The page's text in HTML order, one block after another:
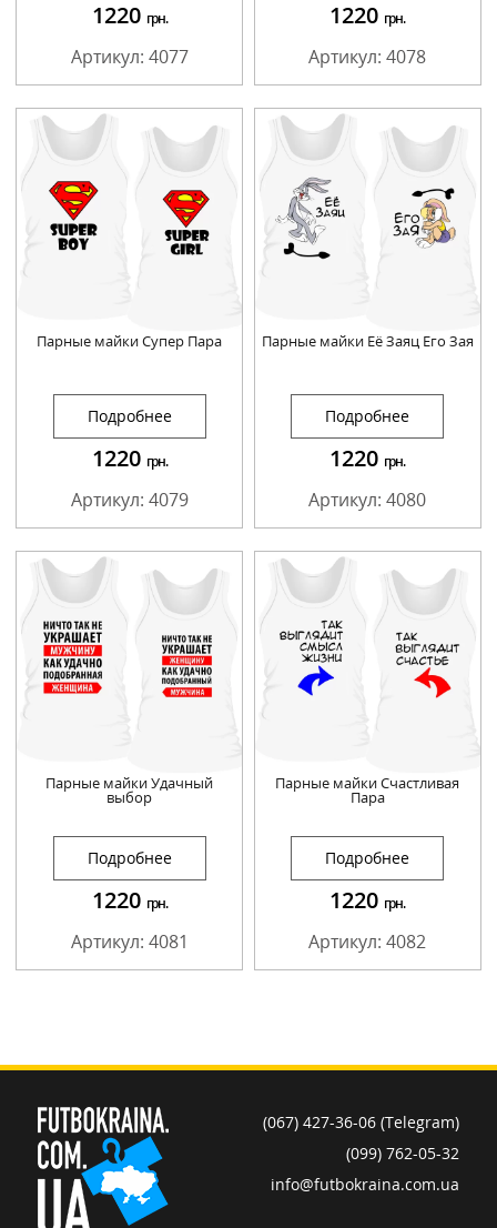
1220 грн.
Артикул: 4077
1220 грн.
Артикул: 4078
Парные майки Супер Пара
Подробнее
1220 грн.
Артикул: 4079
Парные майки Её Заяц Его Зая
Подробнее
1220 грн.
Артикул: 4080
Парные майки Удачный
выбор
Подробнее
1220 грн.
Артикул: 4081
Парные майки Счастливая
Пара
Подробнее
1220 грн.
Артикул: 4082
(067) 427-36-06 (Telegram)
(099) 762-05-32
info@futbokraina.com.ua